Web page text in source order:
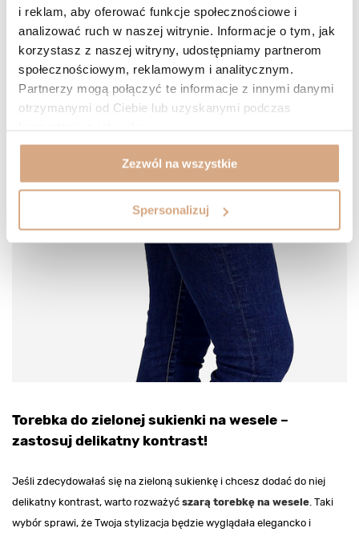
i reklam, aby oferować funkcje społecznościowe i
analizować ruch w naszej witrynie. Informacje o tym, jak
korzystasz z naszej witryny, udostępniamy partnerom
społecznościowym, reklamowym i analitycznym.
Partnerzy mogą połączyć te informacje z innymi danymi
otrzymanymi od Ciebie lub uzyskanymi podczas
Zezwól na wszystkie
Spersonalizuj
Torebka do zielonej sukienki na wesele –
zastosuj delikatny kontrast!
Jeśli zdecydowałaś się na zieloną sukienkę i chcesz dodać do niej
delikatny kontrast, warto rozważyć szarą torebkę na wesele . Taki
wybór sprawi, że Twoja stylizacja będzie wyglądała elegancko i